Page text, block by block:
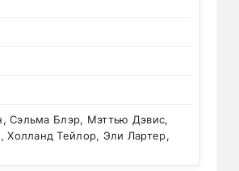
Сэльма Блэр, Мэттью Дэвис,
Тейлор, Эли Лартер,